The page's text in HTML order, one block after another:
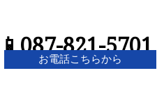
📱087-821-5701
お電話こちらから